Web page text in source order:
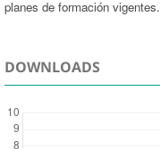
planes de formación vigentes.
DOWNLOADS